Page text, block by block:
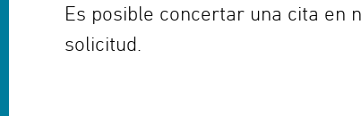
Es posible concertar una cita en
solicitud.